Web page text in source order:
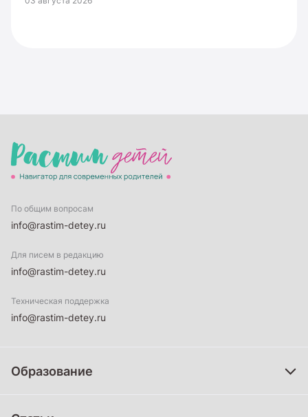
По общим вопросам
info@rastim-detey.ru
Для писем в редакцию
info@rastim-detey.ru
Техническая поддержка
info@rastim-detey.ru
Образование